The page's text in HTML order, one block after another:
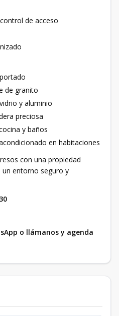
de acceso
de granito
y aluminio
preciosa
y baños
en habitaciones
con una propiedad
un entorno seguro y
o llámanos y agenda